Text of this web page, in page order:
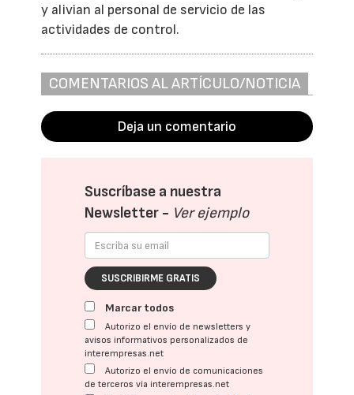
y alivian al personal de servicio de las
actividades de control.
COMENTARIOS AL ARTÍCULO/NOTICIA
Deja un comentario
Suscríbase a nuestra
Newsletter - Ver ejemplo
SUSCRIBIRME GRATIS
Marcar todos
Autorizo el envío de newsletters y
avisos informativos personalizados de
interempresas.net
Autorizo el envío de comunicaciones
de terceros vía interempresas.net